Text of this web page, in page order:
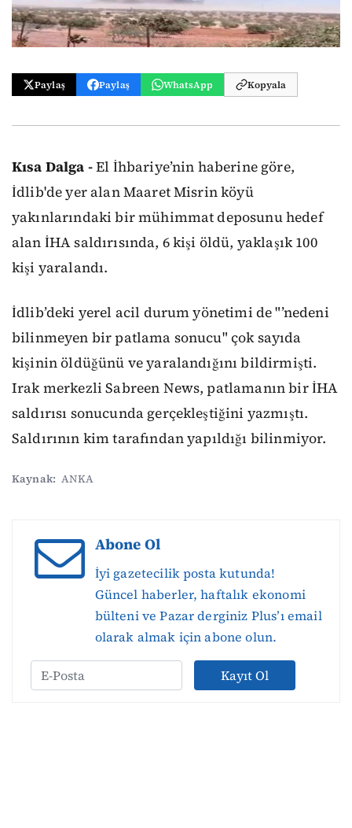
Paylaş Paylaş WhatsApp Kopyala
Kısa Dalga -El İhbariye’nin haberine göre,
İdlib'de yer alan Maaret Misrin köyü
yakınlarındaki bir mühimmat deposunu hedef
alan İHA saldırısında, 6 kişi öldü, yaklaşık 100
kişi yaralandı.
İdlib’deki yerel acil durum yönetimi de "’nedeni
bilinmeyen bir patlama sonucu" çok sayıda
kişinin öldüğünü ve yaralandığını bildirmişti.
Irak merkezli Sabreen News, patlamanın bir İHA
saldırısı sonucunda gerçekleştiğini yazmıştı.
Saldırının kim tarafından yapıldığı bilinmiyor.
Kaynak: ANKA
Abone Ol
İyi gazetecilik posta kutunda!
Güncel haberler, haftalık ekonomi
bülteni ve Pazar derginiz Plus’ı email
olarak almak için abone olun.
Kayıt Ol